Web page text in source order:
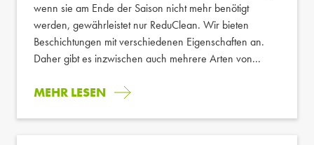
wenn sie am Ende der Saison nicht mehr benötigt
werden, gewährleistet nur ReduClean. Wir bieten
Beschichtungen mit verschiedenen Eigenschaften an.
Daher gibt es inzwischen auch mehrere Arten von...
MEHR LESEN